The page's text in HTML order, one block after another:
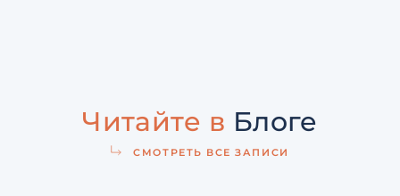
Читайте в Блоге
СМОТРЕТЬ ВСЕ ЗАПИСИ